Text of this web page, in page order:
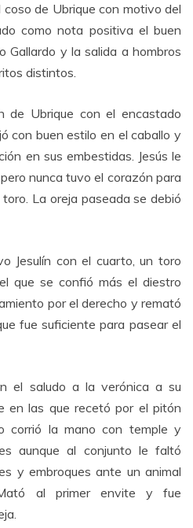
de Ubrique con motivo del
como nota positiva el buen
Gallardo y la salida a hombros
distintos.
de Ubrique con el encastado
con buen estilo en el caballo y
en sus embestidas. Jesús le
nunca tuvo el corazón para
La oreja paseada se debió
Jesulín con el cuarto, un toro
que se confió más el diestro
por el derecho y remató
fue suficiente para pasear el
el saludo a la verónica a su
en las que recetó por el pitón
corrió la mano con temple y
aunque al conjunto le faltó
y embroques ante un animal
al primer envite y fue